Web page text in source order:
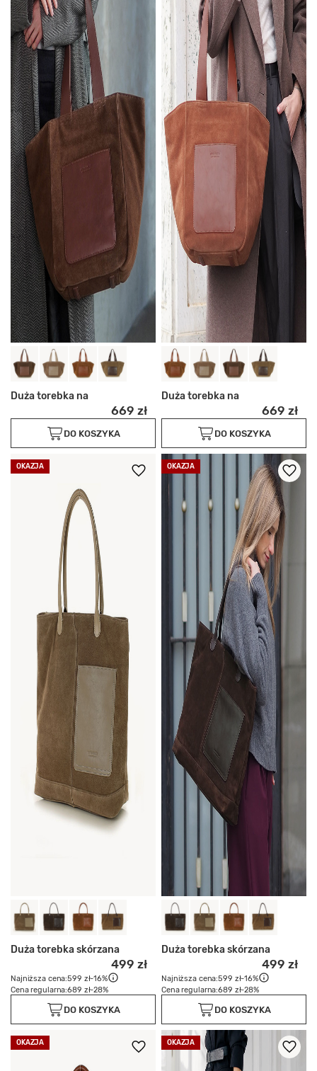
Duża torebka na
669 zł
DO KOSZYKA
Duża torebka na
669 zł
DO KOSZYKA
OKAZJA
Duża torebka skórzana
499 zł
Najniższa cena:599 zł-16%
Cena regularna:689 zł-28%
DO KOSZYKA
OKAZJA
Duża torebka skórzana
499 zł
Najniższa cena:599 zł-16%
Cena regularna:689 zł-28%
DO KOSZYKA
OKAZJA OKAZJA